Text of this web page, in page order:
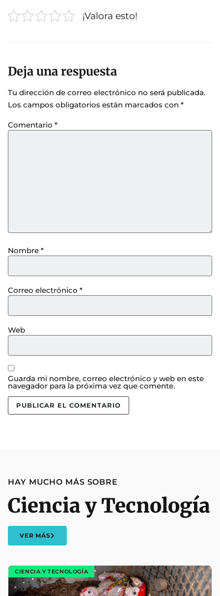
¡Valora esto!
Deja una respuesta
Tu dirección de correo electrónico no será publicada.
Los campos obligatorios están marcados con *
Comentario *
Nombre *
Correo electrónico *
Web
Guarda mi nombre, correo electrónico y web en este
navegador para la próxima vez que comente.
HAY MUCHO MÁS SOBRE
Ciencia y Tecnología
VER MÁS
CIENCIA Y TECNOLOGÍA